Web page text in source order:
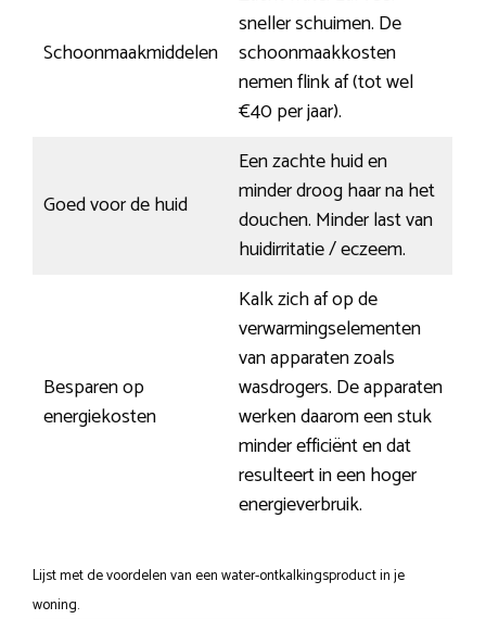
Schoonmaakmiddelen
sneller schuimen. De
schoonmaakkosten
nemen flink af (tot wel
€40 per jaar).
Goed voor de huid
Een zachte huid en
minder droog haar na het
douchen. Minder last van
huidirritatie / eczeem.
Besparen op
energiekosten
Kalk zich af op de
verwarmingselementen
van apparaten zoals
wasdrogers. De apparaten
werken daarom een stuk
minder efficiënt en dat
resulteert in een hoger
energieverbruik.
Lijst met de voordelen van een water-ontkalkingsproduct in je
woning.